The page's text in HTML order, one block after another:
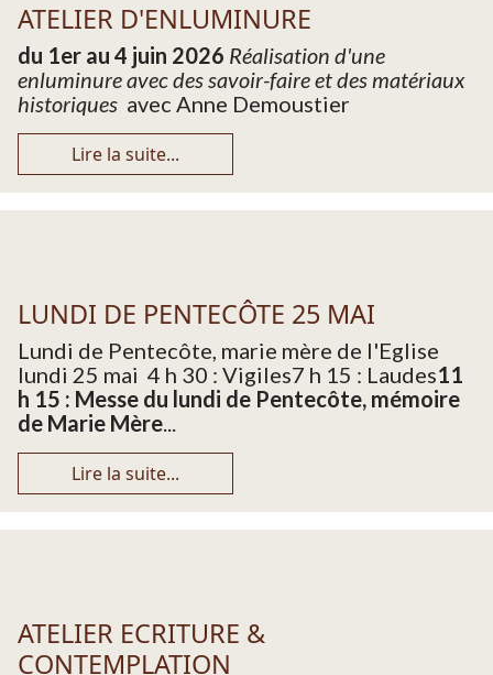
ATELIER D'ENLUMINURE
du 1er au 4 juin 2026 Réalisation d'une
enluminure avec des savoir-faire et des matériaux
historiques avec Anne Demoustier
Lire la suite...
LUNDI DE PENTECÔTE 25 MAI
Lundi de Pentecôte, marie mère de l'Eglise
lundi 25 mai 4 h 30 : Vigiles7 h 15 : Laudes11
h 15 : Messe du lundi de Pentecôte, mémoire
de Marie Mère...
Lire la suite...
ATELIER ECRITURE &
CONTEMPLATION